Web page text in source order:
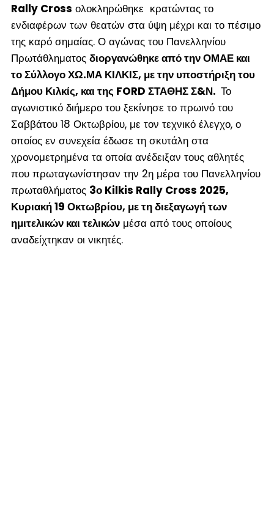
Rally Cross ολοκληρώθηκε κρατώντας το
ενδιαφέρων των θεατών στα ύψη μέχρι και το πέσιμο
της καρό σημαίας. Ο αγώνας του Πανελληνίου
Πρωτάθληματος διοργανώθηκε από την ΟΜΑΕ και
το Σύλλογο ΧΩ.ΜΑ ΚΙΛΚΙΣ, με την υποστήριξη του
Δήμου Κιλκίς, και της FORD ΣΤΑΘΗΣ Σ&Ν. Το
αγωνιστικό διήμερο του ξεκίνησε το πρωινό του
Σαββάτου 18 Οκτωβρίου, με τον τεχνικό έλεγχο, ο
οποίος εν συνεχεία έδωσε τη σκυτάλη στα
χρονομετρημένα τα οποία ανέδειξαν τους αθλητές
που πρωταγωνίστησαν την 2ημέρα του Πανελληνίου
πρωταθλήματος 3οKilkis Rally Cross 2025,
Κυριακή 19 Οκτωβρίου, με τη διεξαγωγή των
ημιτελικών και τελικώνμέσα από τους οποίους
αναδείχτηκαν οι νικητές.